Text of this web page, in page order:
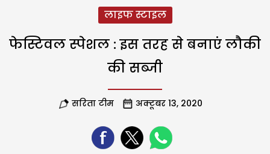
लाइफ स्टाइल
फेस्टिवल स्पेशल : इस तरह से बनाएं लौकी
की सब्जी
सरिता टीम अक्टूबर 13, 2020